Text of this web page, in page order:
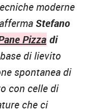
moderne
Stefano
Pizza di
di lievito
spontanea di
con celle di
che ci